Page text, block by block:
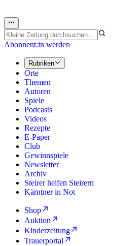
Abonnent:in werden
Rubriken
Orte
Themen
Autoren
Spiele
Podcasts
Videos
Rezepte
E-Paper
Club
Gewinnspiele
Newsletter
Archiv
Steirer helfen Steirern
Kärntner in Not
Shop
Auktion
Kinderzeitung
Trauerportal